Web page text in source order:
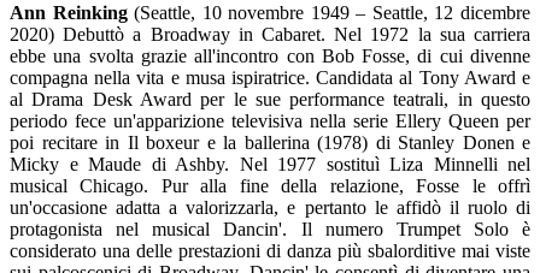
Ann Reinking(Seattle, 10 novembre 1949 – Seattle, 12 dicembre
2020) Debuttò a Broadway in Cabaret. Nel 1972 la sua carriera
ebbe una svolta grazie all'incontro con Bob Fosse, di cui divenne
compagna nella vita e musa ispiratrice. Candidata al Tony Award e
al Drama Desk Award per le sue performance teatrali, in questo
periodo fece un'apparizione televisiva nella serie Ellery Queen per
poi recitare in Il boxeur e la ballerina (1978) di Stanley Donen e
Micky e Maude di Ashby. Nel 1977 sostituì Liza Minnelli nel
musical Chicago. Pur alla fine della relazione, Fosse le offrì
un'occasione adatta a valorizzarla, e pertanto le affidò il ruolo di
protagonista nel musical Dancin'. Il numero Trumpet Solo è
considerato una delle prestazioni di danza più sbalorditive mai viste